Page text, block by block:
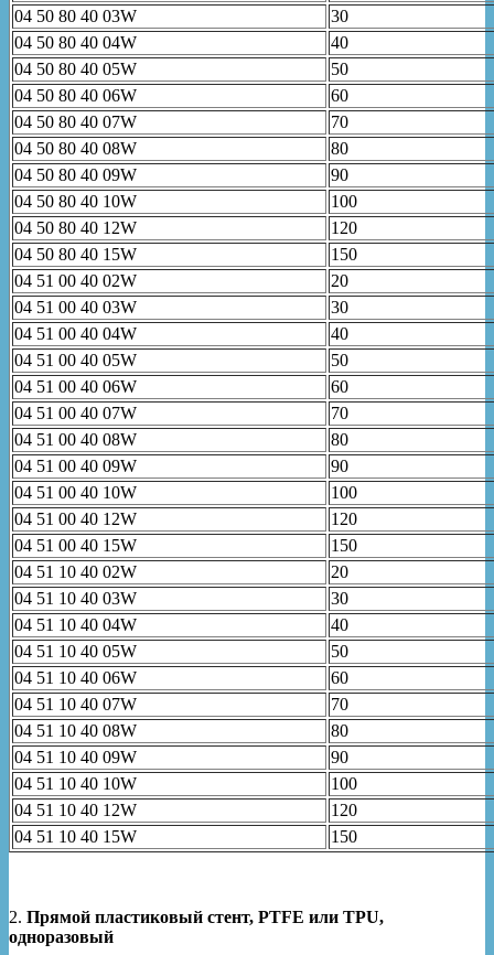
04 50 80 40 03W
30
04 50 80 40 04W
40
04 50 80 40 05W
50
04 50 80 40 06W
60
04 50 80 40 07W
70
04 50 80 40 08W
80
04 50 80 40 09W
90
04 50 80 40 10W
100
04 50 80 40 12W
120
04 50 80 40 15W
150
04 51 00 40 02W
20
04 51 00 40 03W
30
04 51 00 40 04W
40
04 51 00 40 05W
50
04 51 00 40 06W
60
04 51 00 40 07W
70
04 51 00 40 08W
80
04 51 00 40 09W
90
04 51 00 40 10W
100
04 51 00 40 12W
120
04 51 00 40 15W
150
04 51 10 40 02W
20
04 51 10 40 03W
30
04 51 10 40 04W
40
04 51 10 40 05W
50
04 51 10 40 06W
60
04 51 10 40 07W
70
04 51 10 40 08W
80
04 51 10 40 09W
90
04 51 10 40 10W
100
04 51 10 40 12W
120
04 51 10 40 15W
150
2. Прямой пластиковый стент, PTFE или TPU,
одноразовый